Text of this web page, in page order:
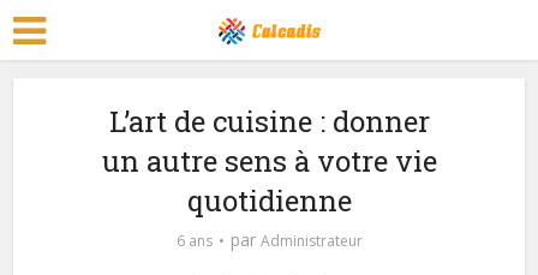
L’art de cuisine : donner
un autre sens à votre vie
quotidienne
6 ans par Administrateur